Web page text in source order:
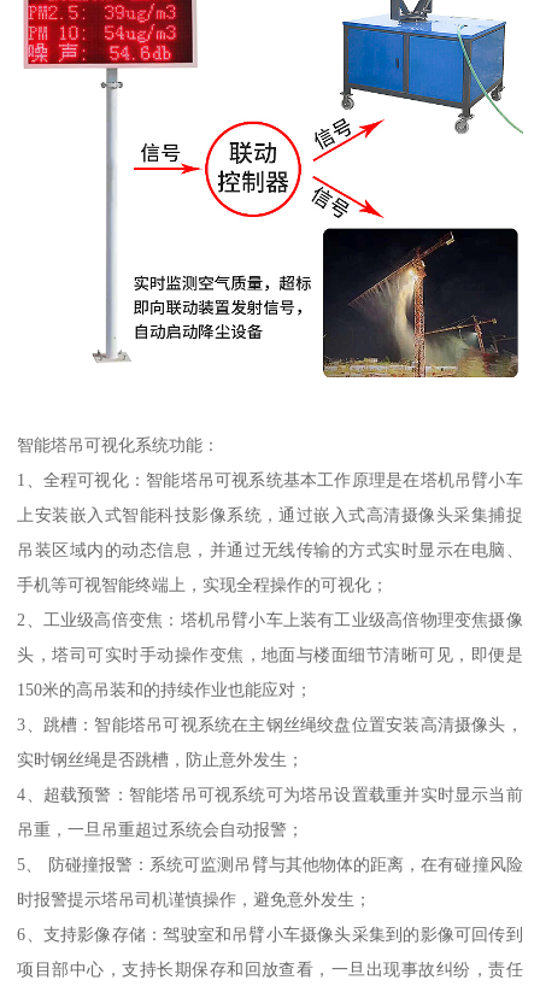
智能塔吊可视化系统功能：
1、全程可视化：智能塔吊可视系统基本工作原理是在塔机吊臂小车
上安装嵌入式智能科技影像系统，通过嵌入式高清摄像头采集捕捉
吊装区域内的动态信息，并通过无线传输的方式实时显示在电脑、
手机等可视智能终端上，实现全程操作的可视化；
2、工业级高倍变焦：塔机吊臂小车上装有工业级高倍物理变焦摄像
头，塔司可实时手动操作变焦，地面与楼面细节清晰可见，即便是
150米的高吊装和的持续作业也能应对；
3、跳槽：智能塔吊可视系统在主钢丝绳绞盘位置安装高清摄像头，
实时钢丝绳是否跳槽，防止意外发生；
4、超载预警：智能塔吊可视系统可为塔吊设置载重并实时显示当前
吊重，一旦吊重超过系统会自动报警；
5、 防碰撞报警：系统可监测吊臂与其他物体的距离，在有碰撞风险
时报警提示塔吊司机谨慎操作，避免意外发生；
6、支持影像存储：驾驶室和吊臂小车摄像头采集到的影像可回传到
项目部中心，支持长期保存和回放查看，一旦出现事故纠纷，责任